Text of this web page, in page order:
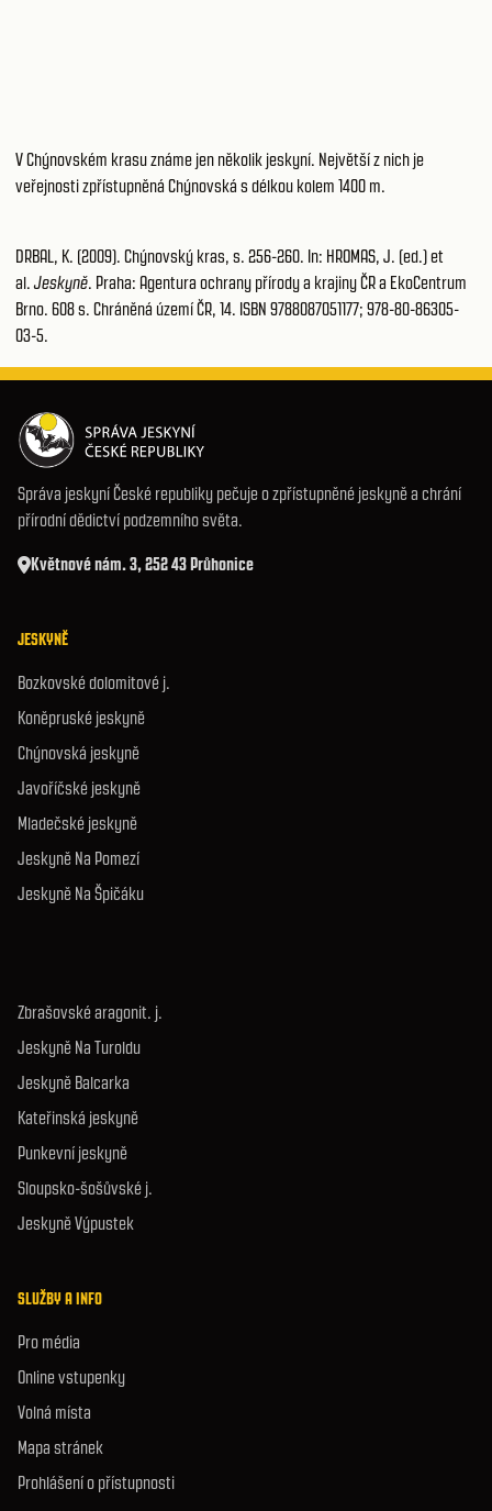
V Chýnovském krasu známe jen několik jeskyní. Největší z nich je
veřejnosti zpřístupněná Chýnovská s délkou kolem 1400 m.
DRBAL, K. (2009). Chýnovský kras, s. 256-260. In: HROMAS, J. (ed.) et
al.Jeskyně. Praha: Agentura ochrany přírody a krajiny ČR a EkoCentrum
Brno. 608 s. Chráněná území ČR, 14. ISBN 9788087051177; 978-80-86305-
03-5.
Správa jeskyní České republiky pečuje o zpřístupněné jeskyně a chrání
přírodní dědictví podzemního světa.
Květnové nám. 3, 252 43 Průhonice
JESKYNĚ
Bozkovské dolomitové j.
Koněpruské jeskyně
Chýnovská jeskyně
Javoříčské jeskyně
Mladečské jeskyně
Jeskyně Na Pomezí
Jeskyně Na Špičáku
Zbrašovské aragonit. j.
Jeskyně Na Turoldu
Jeskyně Balcarka
Kateřinská jeskyně
Punkevní jeskyně
Sloupsko-šošůvské j.
Jeskyně Výpustek
SLUŽBY A INFO
Pro média
Online vstupenky
Volná místa
Mapa stránek
Prohlášení o přístupnosti